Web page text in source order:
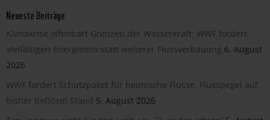
Neueste Beiträge
Klimakrise offenbart Grenzen der Wasserkraft: WWF fordert
vielfältigen Energiemix statt weiterer Flussverbauung 6. August
2026
WWF fordert Schutzpaket für heimische Flüsse: Flusspegel auf
bisher tiefstem Stand 5. August 2026